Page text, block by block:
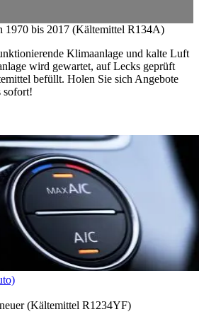
1970 bis 2017 (Kältemittel R134A)
Klimaanlage und kalte Luft
wird gewartet, auf Lecks geprüft
befüllt. Holen Sie sich Angebote
sofort!
(Kältemittel R1234YF)